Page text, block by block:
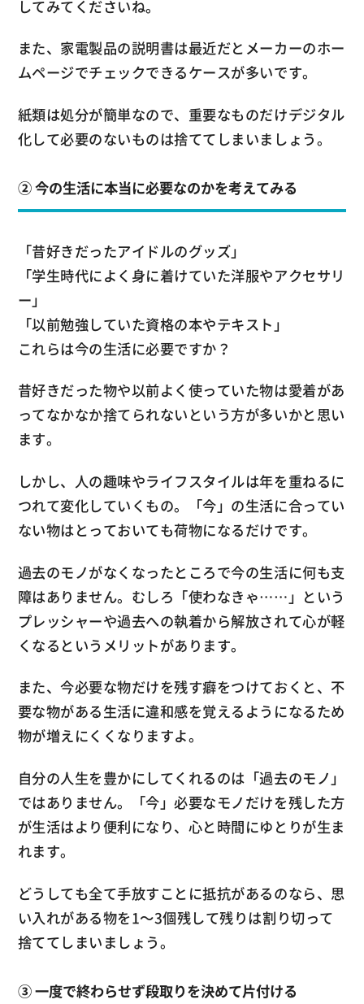
してみてくださいね。
また、家電製品の説明書は最近だとメーカーのホー
ムページでチェックできるケースが多いです。
紙類は処分が簡単なので、重要なものだけデジタル
化して必要のないものは捨ててしまいましょう。
② 今の生活に本当に必要なのかを考えてみる
「昔好きだったアイドルのグッズ」
「学生時代によく身に着けていた洋服やアクセサリ
ー」
「以前勉強していた資格の本やテキスト」
これらは今の生活に必要ですか？
昔好きだった物や以前よく使っていた物は愛着があ
ってなかなか捨てられないという方が多いかと思い
ます。
しかし、人の趣味やライフスタイルは年を重ねるに
つれて変化していくもの。「今」の生活に合ってい
ない物はとっておいても荷物になるだけです。
過去のモノがなくなったところで今の生活に何も支
障はありません。むしろ「使わなきゃ……」という
プレッシャーや過去への執着から解放されて心が軽
くなるというメリットがあります。
また、今必要な物だけを残す癖をつけておくと、不
要な物がある生活に違和感を覚えるようになるため
物が増えにくくなりますよ。
自分の人生を豊かにしてくれるのは「過去のモノ」
ではありません。「今」必要なモノだけを残した方
が生活はより便利になり、心と時間にゆとりが生ま
れます。
どうしても全て手放すことに抵抗があるのなら、思
い入れがある物を1～3個残して残りは割り切って
捨ててしまいましょう。
③ 一度で終わらせず段取りを決めて片付ける